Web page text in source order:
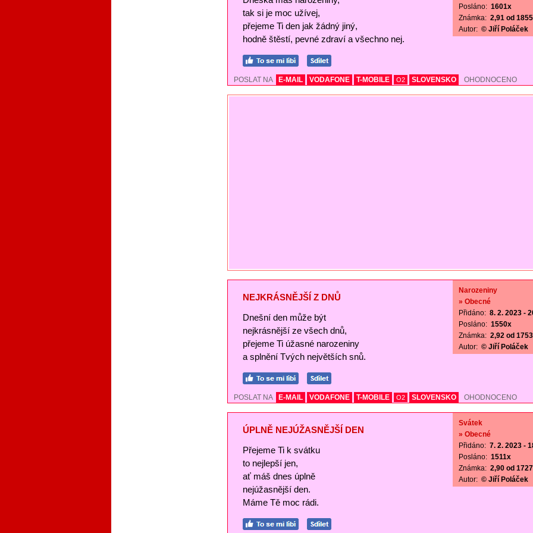
tak si je moc užívej,
přejeme Ti den jak žádný jiný,
hodně štěstí, pevné zdraví a všechno nej.
Posláno: 1601x
Známka: 2,91 od
Autor: © Jiří Poláček
POSLAT NA E-MAIL VODAFONE T-MOBILE O2 SLOVENSKO OHODNOCENO
NEJKRÁSNĚJŠÍ Z DNŮ
Dnešní den může být
nejkrásnější ze všech dnů,
přejeme Ti úžasné narozeniny
a splnění Tvých největších snů.
Narozeniny
» Obecné
Přidáno: 8. 2. 2023 -
Posláno: 1550x
Známka: 2,92 od
Autor: © Jiří Poláček
POSLAT NA E-MAIL VODAFONE T-MOBILE O2 SLOVENSKO OHODNOCENO
ÚPLNĚ NEJÚŽASNĚJŠÍ DEN
Přejeme Ti k svátku
to nejlepší jen,
ať máš dnes úplně
nejúžasnější den.
Máme Tě moc rádi.
Svátek
» Obecné
Přidáno: 7. 2. 2023 -
Posláno: 1511x
Známka: 2,90 od
Autor: © Jiří Poláček